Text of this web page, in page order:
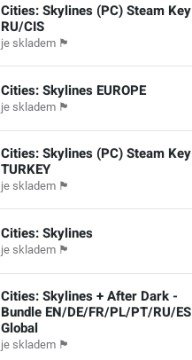
Cities: Skylines (PC) Steam Key
RU/CIS
je skladem 🏴
Cities: Skylines EUROPE
je skladem 🏴
Cities: Skylines (PC) Steam Key
TURKEY
je skladem 🏴
Cities: Skylines
je skladem 🏴
Cities: Skylines + After Dark -
Bundle EN/DE/FR/PL/PT/RU/ES
Global
je skladem 🏴